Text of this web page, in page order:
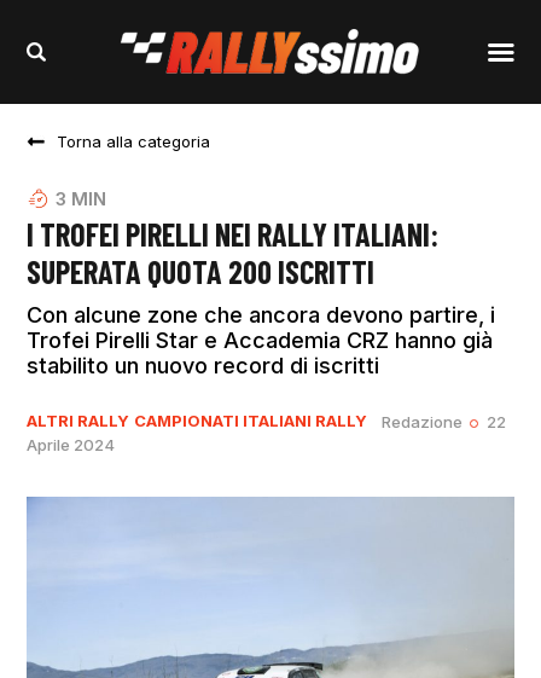
Torna alla categoria
3 MIN
I TROFEI PIRELLI NEI RALLY ITALIANI:
SUPERATA QUOTA 200 ISCRITTI
Con alcune zone che ancora devono partire, i
Trofei Pirelli Star e Accademia CRZ hanno già
stabilito un nuovo record di iscritti
ALTRI RALLY CAMPIONATI ITALIANI RALLY Redazione
22
Aprile 2024